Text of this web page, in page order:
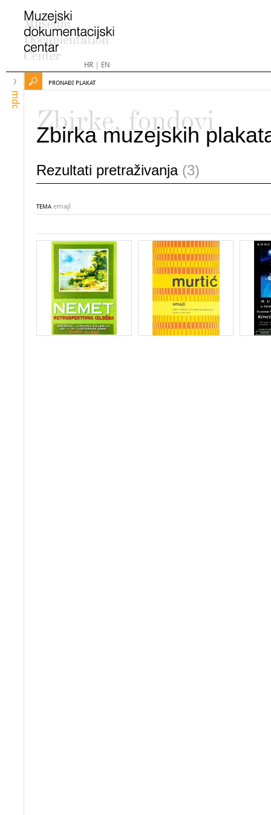
HR| EN
mdc
PRONAĐI PLAKAT
Zbirke, fondovi
Zbirka muzejskih
Rezultati pretraživanja (3)
TEMA emajl